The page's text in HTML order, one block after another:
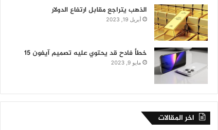
الذهب يتراجع مقابل ارتفاع الدولار
أبريل 19, 2023
خطأ فادح قد يحتوي عليه تصميم آيفون 15
مايو 9, 2023
اخر المقالات